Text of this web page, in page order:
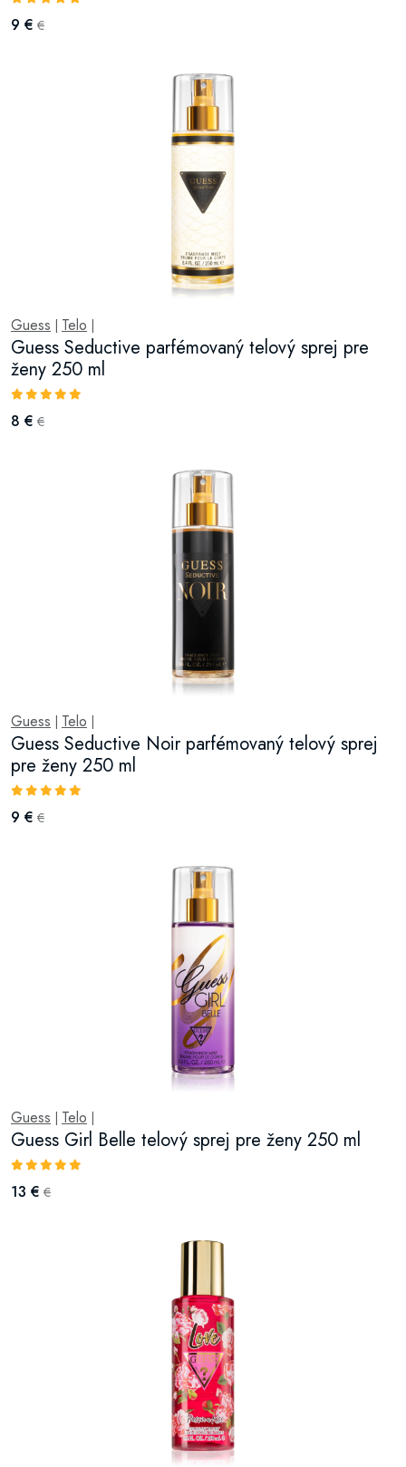
9 € €
Guess Telo
Guess Seductive parfémovaný telový sprej pre
ženy 250 ml
8 € €
Guess Telo
Guess Seductive Noir parfémovaný telový sprej
pre ženy 250 ml
9 € €
Guess Telo
Guess Girl Belle telový sprej pre ženy 250 ml
13 € €